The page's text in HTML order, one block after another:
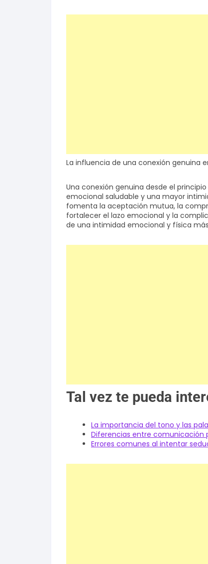
La influencia de una conexión genuina
Una conexión genuina desde el
emocional saludable y una mayor
fomenta la aceptación mutua, la
fortalecer el lazo emocional y la
de una intimidad emocional y física
Tal vez te pueda
La importancia del tono y las
Diferencias entre comunicación
Errores comunes al intentar